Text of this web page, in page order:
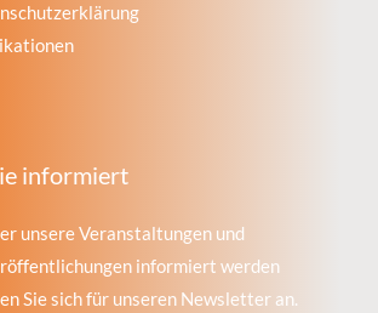
informiert
unsere Veranstaltungen und
informiert werden
Sie sich für unseren Newsletter an.